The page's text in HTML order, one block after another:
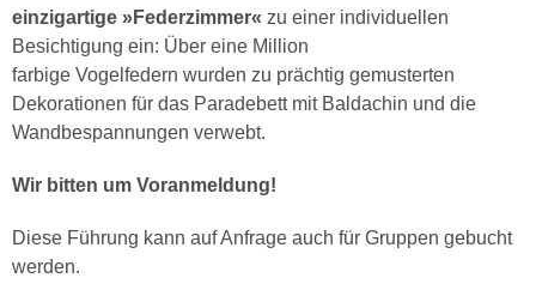
einzigartige »Federzimmer« zu einer individuellen
Besichtigung ein: Über eine Million
farbige Vogelfedern wurden zu prächtig gemusterten
Dekorationen für das Paradebett mit Baldachin und die
Wandbespannungen verwebt.
Wir bitten um Voranmeldung!
Diese Führung kann auf Anfrage auch für Gruppen gebucht
werden.